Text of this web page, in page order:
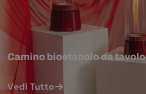
Camino bioetanolo da tavolo
Vedi Tutto